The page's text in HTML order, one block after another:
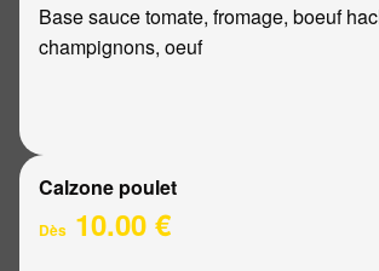
Base sauce tomate, fromage, boeuf
champignons, oeuf
Calzone poulet
Dès 10.00 €